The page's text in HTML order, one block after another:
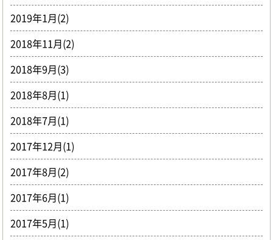
2019年1月(2)
2018年11月(2)
2018年9月(3)
2018年8月(1)
2018年7月(1)
2017年12月(1)
2017年8月(2)
2017年6月(1)
2017年5月(1)